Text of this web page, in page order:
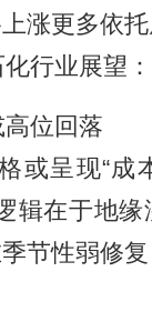
涨更多依
行业展望
高位回落
或呈现“成
辑在于地
节性弱修